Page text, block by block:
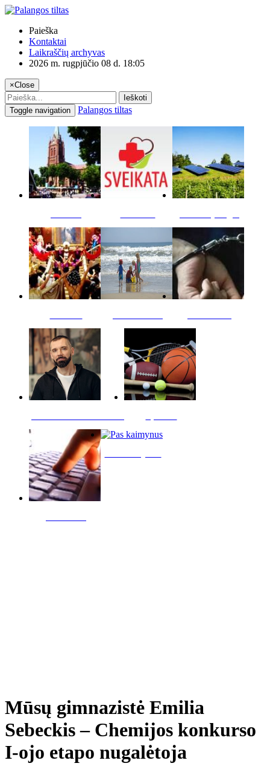
Paieška
Kontaktai
Laikraščių archyvas
2026 m. rugpjūčio 08 d. 18:05
×Close
Ieškoti
Toggle navigation
Palangos tiltas
Mūsų gimnazistė Emilia
Sebeckis – Chemijos konkurso
I-ojo etapo nugalėtoja